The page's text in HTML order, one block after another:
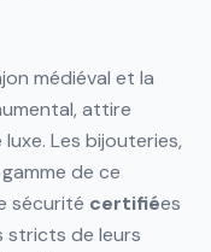
médiéval et la
attire
Les bijouteries,
de ce
sécurité certifiées
stricts de leurs